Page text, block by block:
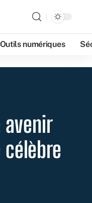
Outils numériques
avenir